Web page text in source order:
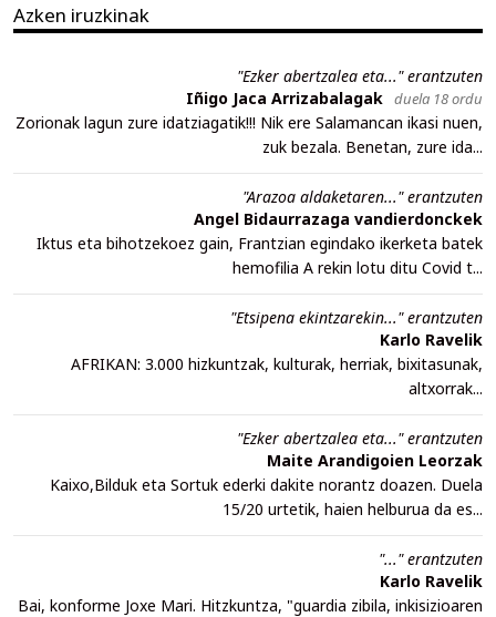
Azken iruzkinak
"Ezker abertzalea eta..." erantzuten
Iñigo Jaca Arrizabalagak duela 18 ordu
Zorionak lagun zure idatziagatik!!! Nik ere Salamancan ikasi nuen,
zuk bezala. Benetan, zure ida...
"Arazoa aldaketaren..." erantzuten
Angel Bidaurrazaga vandierdonckek
Iktus eta bihotzekoez gain, Frantzian egindako ikerketa batek
hemofilia A rekin lotu ditu Covid t...
"Etsipena ekintzarekin..." erantzuten
Karlo Ravelik
AFRIKAN: 3.000 hizkuntzak, kulturak, herriak, bixitasunak,
altxorrak...
"Ezker abertzalea eta..." erantzuten
Maite Arandigoien Leorzak
Kaixo,Bilduk eta Sortuk ederki dakite norantz doazen. Duela
15/20 urtetik, haien helburua da es...
"..." erantzuten
Karlo Ravelik
Bai, konforme Joxe Mari. Hitzkuntza, "guardia zibila, inkisizioaren